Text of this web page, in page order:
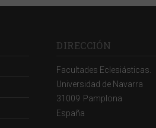
DIRECCIÓN
Facultades Eclesiásticas.
Universidad de Navarra
31009 Pamplona
España